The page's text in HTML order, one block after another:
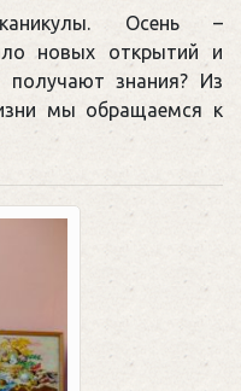
Осень –
новых открытий и
знания? Из
мы обращаемся к